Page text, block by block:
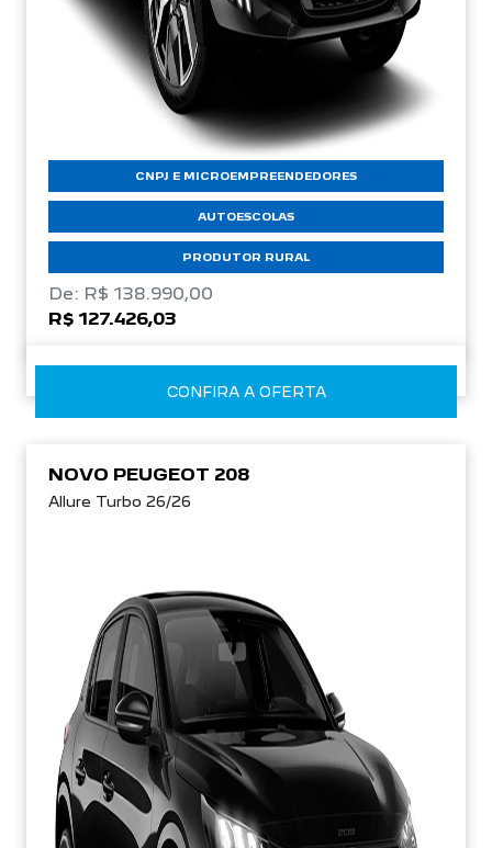
CNPJ E MICROEMPREENDEDORES
AUTOESCOLAS
PRODUTOR RURAL
De: R$ 138.990,00
R$ 127.426,03
CONFIRA A OFERTA
NOVO PEUGEOT 208
Allure Turbo 26/26